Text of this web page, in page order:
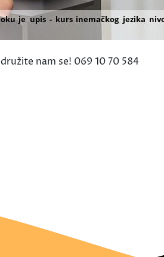
nam se! 069 10 70 584